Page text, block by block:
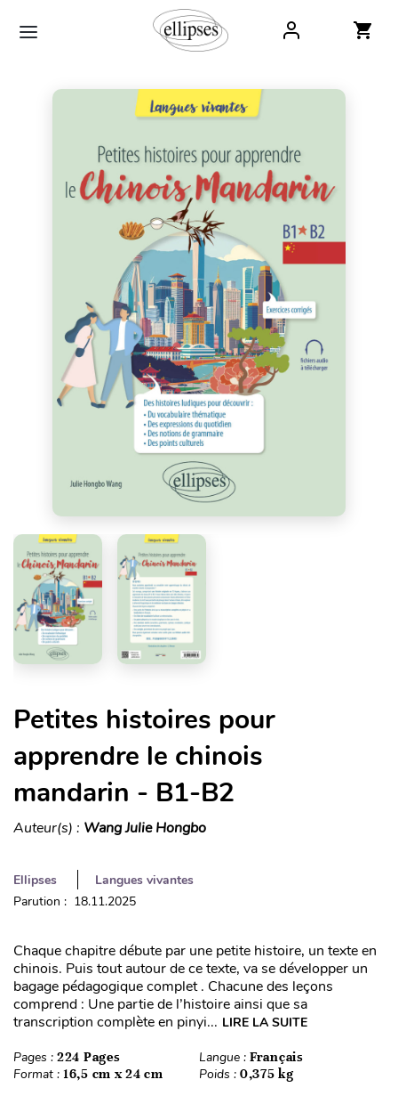
Petites histoires pour
apprendre le chinois
mandarin - B1-B2
Auteur(s) : Wang Julie Hongbo
Ellipses
Langues vivantes
Parution : 18.11.2025
Chaque chapitre débute par une petite histoire, un texte en
chinois. Puis tout autour de ce texte, va se développer un
bagage pédagogique complet . Chacune des leçons
comprend : Une partie de l’histoire ainsi que sa
transcription complète en pinyi... LIRE LA SUITE
Pages : 224 Pages Langue : Français
Format : 16,5 cm x 24 cm Poids : 0,375 kg